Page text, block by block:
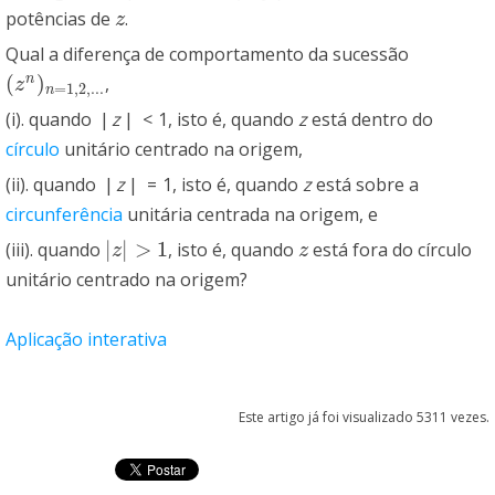
potências de z
z.
Qual a diferença de comportamento da sucessão
(zn )n=1,2,...
(zn)n=1, 2,
,
(i). quando | z | < 1, isto é, quandozestá dentro do
círculo unitário centrado na origem,
(ii). quando | z | = 1, isto é, quandozestá sobre a
circunferência unitária centrada na origem, e
(iii). quando |z| > 1
|z >1 , isto é, quandoz
z está fora do círculo
unitário centrado na origem?
Aplicação interativa
Este artigo já foi visualizado 5311 vezes.